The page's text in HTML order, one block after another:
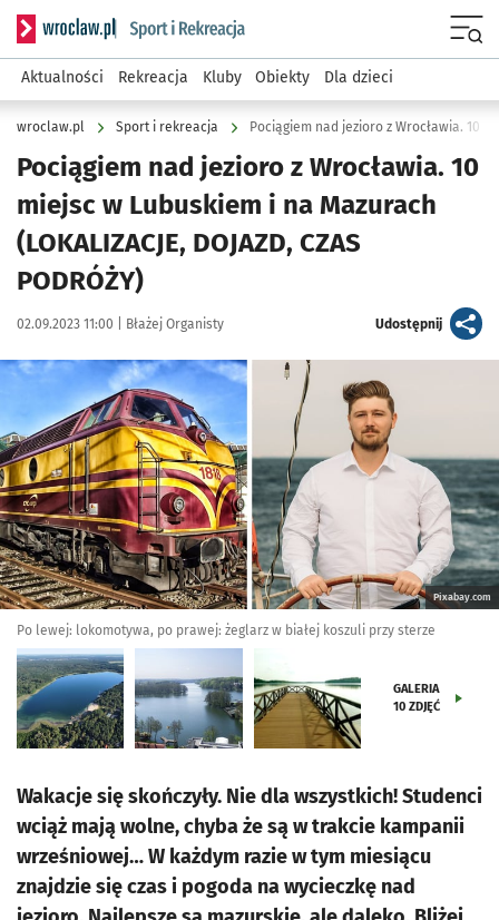
Serwis informacyjny wroclaw.pl podserwis: Sport i rekreacja
Aktualności Rekreacja Kluby Obiekty Dla dzieci
wroclaw.pl Sport i rekreacja
Pociągiem nad jezioro z Wrocławia. 10
miejsc w Lubuskiem i na Mazurach
(LOKALIZACJE, DOJAZD, CZAS
PODRÓŻY)
Data publikacji:
02.09.2023 11:00 | Autor:
Błażej Organisty Udostępnijartykuł
Kliknij, aby zobaczyć galerię
Pixabay.com
Po lewej: lokomotywa, po prawej: żeglarz w białej koszuli przy sterze
GALERIA
10 ZDJĘĆ
Wakacje się skończyły. Nie dla wszystkich! Studenci
wciąż mają wolne, chyba że są w trakcie kampanii
wrześniowej… W każdym razie w tym miesiącu
znajdzie się czas i pogoda na wycieczkę nad